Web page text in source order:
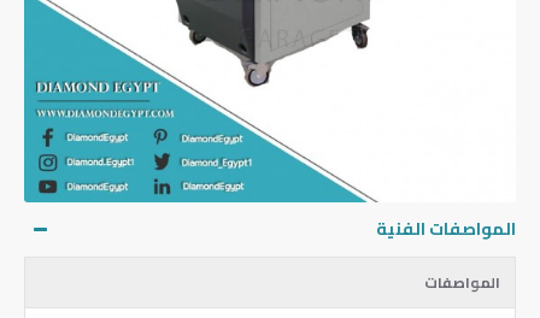
المواصفات الفنية
المواصفات